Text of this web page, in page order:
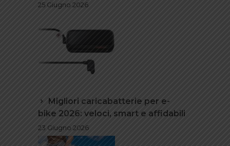
25 Giugno 2026
Migliori caricabatterie per e-
bike 2026: veloci, smart e affidabili
23 Giugno 2026